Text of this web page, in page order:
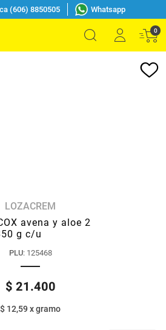
(606) 8850505 Whatsapp
0
LOZACREM
avena y aloe 2
g c/u
PLU: 125468
$ 21.400
$ 12,59 xgramo